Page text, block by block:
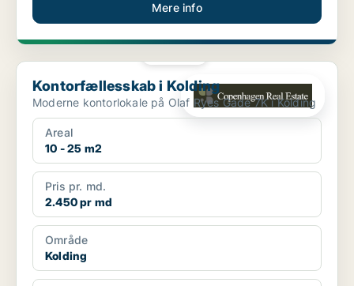
Mere info
Kontorfællesskab i Kolding
Kontorfællesskab i Kolding
Moderne kontorlokale på Olaf Ryes Gade 7K i Kolding
Areal
10 - 25 m2
Pris pr. md.
2.450 pr md
Område
Kolding